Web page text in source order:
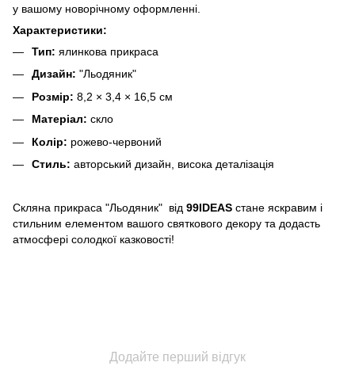
у вашому новорічному оформленні.
Характеристики:
Тип: ялинкова прикраса
Дизайн: "Льодяник"
Розмір: 8,2 × 3,4 × 16,5 см
Матеріал: скло
Колір: рожево-червоний
Стиль: авторський дизайн, висока деталізація
Скляна прикраса "Льодяник" від 99IDEAS стане яскравим і
стильним елементом вашого святкового декору та додасть
атмосфері солодкої казковості!
Додайте перший відгук